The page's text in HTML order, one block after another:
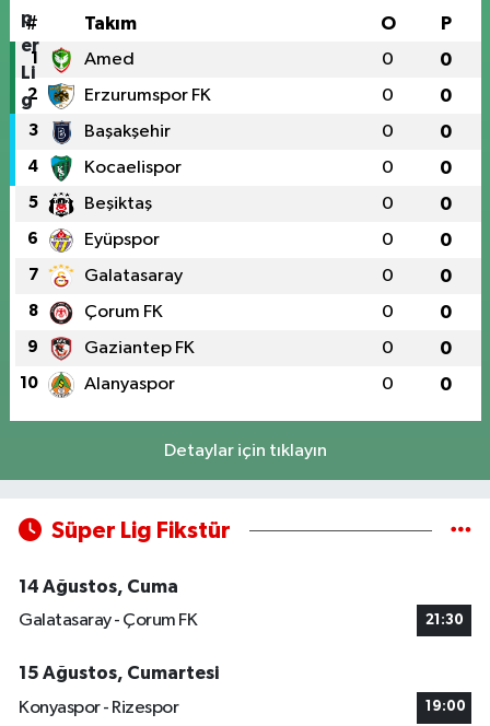
# Takım O P
1 Amed 0 0
2 Erzurumspor FK 0 0
3 Başakşehir 0 0
4 Kocaelispor 0 0
5 Beşiktaş 0 0
6 Eyüpspor 0 0
7 Galatasaray 0 0
8 Çorum FK 0 0
9 Gaziantep FK 0 0
10 Alanyaspor 0 0
Detaylar için tıklayın
Süper Lig Fikstür
14 Ağustos, Cuma
Galatasaray - Çorum FK
21:30
15 Ağustos, Cumartesi
Konyaspor - Rizespor
19:00